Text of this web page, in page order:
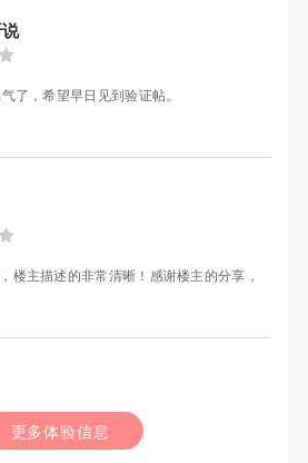
了，希望早日见到验证帖。
楼主描述的非常清晰！感谢楼主的分享，
更多体验信息